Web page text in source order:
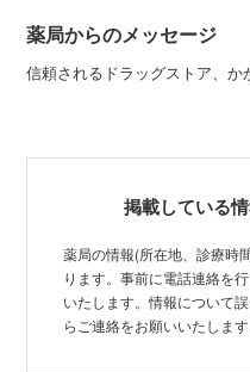
薬局からのメッセージ
信頼されるドラッグストア、か
掲載している
薬局の情報(所在地、診療時
ります。事前に電話連絡を
いたします。情報について
らご連絡をお願いいたします